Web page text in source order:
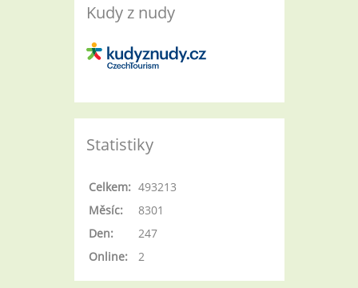
Kudy z nudy
Statistiky
Online: 2
Celkem: 493213
Měsíc:
8301
Den:
247